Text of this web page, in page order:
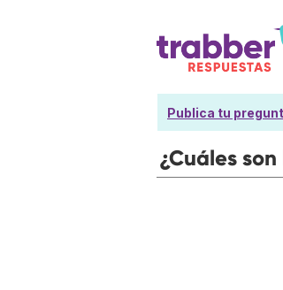
Publica tu
¿Cuáles